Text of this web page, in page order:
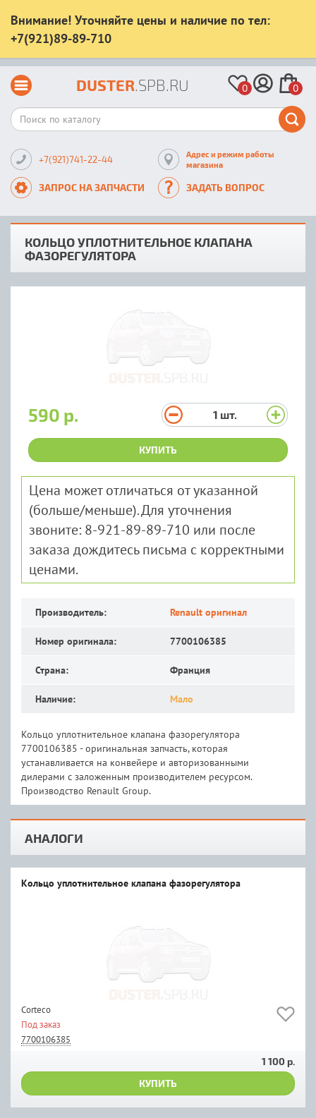
Внимание! Уточняйте цены и наличие по тел:
+7(921)89-89-710
DUSTER.SPB.RU 0 0
+7(921)741-22-44
Адрес и режим работы
магазина
ЗАПРОС НА ЗАПЧАСТИ ЗАДАТЬ ВОПРОС
КОЛЬЦО УПЛОТНИТЕЛЬНОЕ КЛАПАНА
ФАЗОРЕГУЛЯТОРА
590 р. 1 шт.
КУПИТЬ
Цена может отличаться от указанной
(больше/меньше). Для уточнения
звоните: 8-921-89-89-710 или после
заказа дождитесь письма с корректными
ценами.
Производитель: Renault оригинал
Номер оригинала: 7700106385
Страна: Франция
Наличие: Мало
Кольцо уплотнительное клапана фазорегулятора
7700106385 - оригинальная запчасть, которая
устанавливается на конвейере и авторизованными
дилерами с заложенным производителем ресурсом.
Производство Renault Group.
АНАЛОГИ
Кольцо уплотнительное клапана фазорегулятора
Corteco
Под заказ
7700106385
1 100 р.
КУПИТЬ